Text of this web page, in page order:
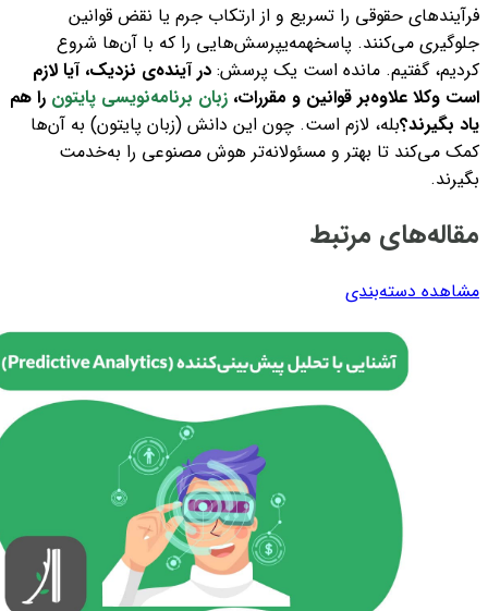
فرآیند‌های حقوقی را تسریع و از ارتکاب جرم یا نقض قوانین
جلوگیری می‌کنند. پاسخهمه‌یپرسش‌هایی را که با آن‌ها شروع
کردیم، گفتیم. مانده است یک پرسش: در آینده‌ی نزدیک، آیا لازم
است وکلا علاوه‌بر قوانین و مقررات، زبان برنامه‌نویسی پایتون را هم
یاد بگیرند؟بله، لازم است. چون این دانش (زبان پایتون) به آن‌ها
کمک می‌کند تا بهتر و مسئولانه‌تر هوش مصنوعی را به‌خدمت
بگیرند.
مقاله‌های مرتبط
مشاهده دسته‌بندی